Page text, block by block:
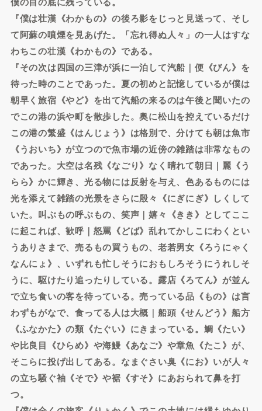
『僕は壮漢《わかもの》の後ろ影をじっと見送って、そし
て阿蘇の噴煙を見あげた。「忘れ得ぬ人々」の一人はすな
わちこの壮漢《わかもの》である。
『その次は四国の三津が浜に一泊して汽船｜便《びん》を
待った時のことであった。夏の初めと記憶しているが僕は
朝早く旅宿《やど》を出て汽船の来るのは午後と聞いたの
でこの港の浜や町を散歩した。奥に松山を控えているだけ
この港の繁盛《はんじょう》は格別で、分けても朝は魚市
《うおいち》が立つので魚市場の近傍の雑踏は非常なもの
であった。大空は名残《なごり》なく晴れて朝日｜麗《う
らら》かに輝き、光る物には反射を与え、色あるものには
光を添えて雑踏の光景をさらに殷々《にぎにぎ》しくして
いた。叫ぶもの呼ぶもの、笑声｜嬉々《きき》としてここ
に起これば、歓呼｜怒罵《どば》乱れてかしこにわくとい
うありさまで、売るもの買うもの、老若男女《ろうにゃく
なんにょ》、いずれも忙しそうにおもしろそうにうれしそ
うに、駆けたり追ったりしている。露店《ろてん》が並ん
で立ち食いの客を待っている。売っている品《もの》は言
わずもがなで、食ってる人は大概｜船頭《せんどう》船方
《ふなかた》の類《たぐい》にきまっている。鯛《たい》
や比良目《ひらめ》や海鰻《あなご》や章魚《たこ》が、
そこらに投げ出してある。なまぐさい臭《にお》いが人々
の立ち騒ぐ袖《そで》や裾《すそ》にあおられて鼻を打
つ。